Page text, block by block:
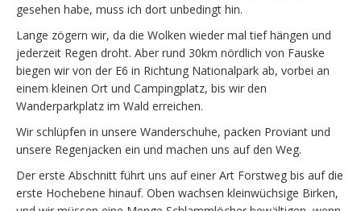
gesehen habe, muss ich dort unbedingt hin.
Lange zögern wir, da die Wolken wieder mal tief hängen und
jederzeit Regen droht. Aber rund 30km nördlich von Fauske
biegen wir von der E6 in Richtung Nationalpark ab, vorbei an
einem kleinen Ort und Campingplatz, bis wir den
Wanderparkplatz im Wald erreichen.
Wir schlüpfen in unsere Wanderschuhe, packen Proviant und
unsere Regenjacken ein und machen uns auf den Weg.
Der erste Abschnitt führt uns auf einer Art Forstweg bis auf die
erste Hochebene hinauf. Oben wachsen kleinwüchsige Birken,